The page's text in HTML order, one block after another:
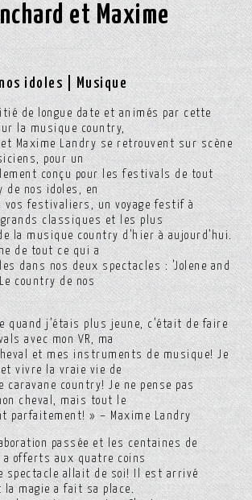
et Maxime
idoles | Musique
de longue date et animés par cette
la musique country,
Maxime Landry se retrouvent sur scène
pour un
conçu pour les festivals de tout
de nos idoles, en
vos festivaliers, un voyage festif à
classiques et les plus
la musique country d’hier à aujourd’hui.
de tout ce qui a
dans nos deux spectacles : ’Jolene and
country de nos
quand j’étais plus jeune, c’était de faire
avec mon VR, ma
et mes instruments de musique! Je
vivre la vraie vie de
caravane country! Je ne pense pas
cheval, mais tout le
parfaitement! » – Maxime Landry
passée et les centaines de
a offerts aux quatre coins
spectacle allait de soi! Il est arrivé
magie a fait sa place.